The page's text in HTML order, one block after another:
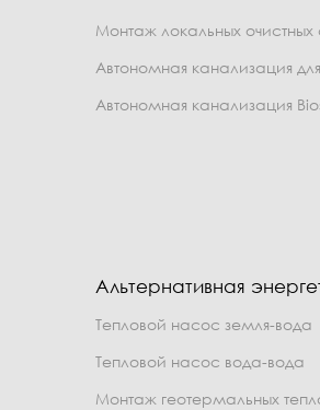
Монтаж локальных
Автономная канализация
Автономная канализация
Альтернативная
Тепловой насос земля-вода
Тепловой насос вода-вода
Монтаж геотермальных